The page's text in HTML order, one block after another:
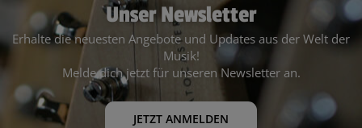
Unser Newsletter
Erhalte die neuesten Angebote und Updates aus der Welt der
Musik!
Melde dich jetzt für unseren Newsletter an.
JETZT ANMELDEN